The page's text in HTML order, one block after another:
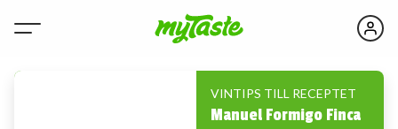
VINTIPS TILL RECEPTET
Manuel Formigo Finca